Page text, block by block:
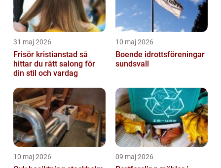
31 maj 2026
Frisör kristianstad så
hittar du rätt salong för
din stil och vardag
10 maj 2026
Boende idrottsföreningar
sundsvall
10 maj 2026 09 maj 2026